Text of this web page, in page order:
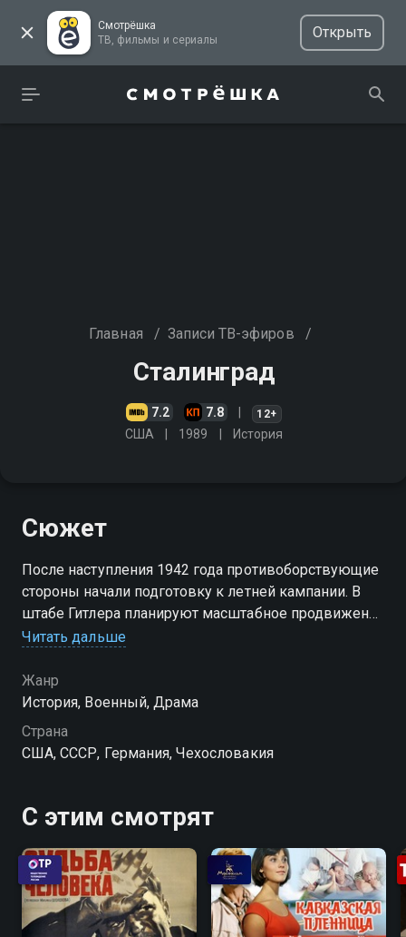
Смотрёшка
ТВ, фильмы и сериалы
Открыть
Главная / Записи ТВ-эфиров /
Сталинград
7.2 7.8 12+
США 1989 История
Сюжет
После наступления 1942 года противоборствующие
стороны начали подготовку к летней кампании. В
штабе Гитлера планируют масштабное продвижение
на южном фронте с целью захватить Кавказ.
становится Сталинград
Читать дальше
Жанр
История, Военный, Драма
Страна
США, СССР, Германия, Чехословакия
С этим смотрят